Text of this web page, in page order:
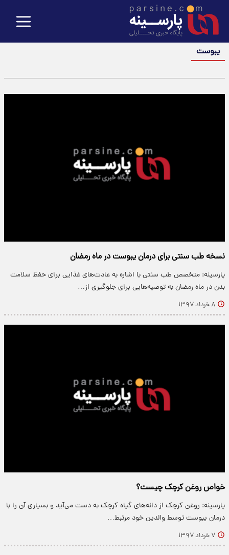
یبوست
نسخه طب سنتی برای درمان یبوست در ماه رمضان
پارسینه: متخصص طب سنتی با اشاره به عادت‌های غذایی برای حفظ سلامت
بدن در ماه رمضان به توصیه‌هایی برای جلوگیری از…
۸ خرداد ۱۳۹۷
خواص روغن کرچک چیست؟
پارسینه: روغن کرچک از دانه‌های گیاه کرچک به دست می‌آید و بسیاری آن را با
درمان یبوست توسط والدین خود مرتبط…
۷ خرداد ۱۳۹۷